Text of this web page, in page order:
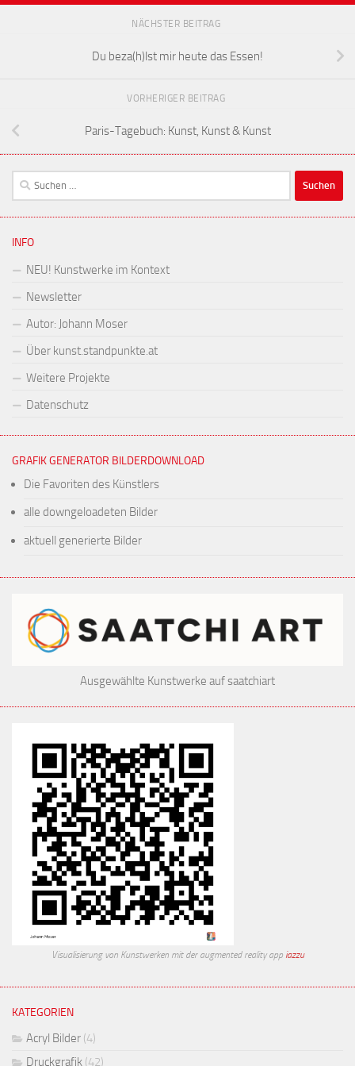
NÄCHSTER BEITRAG
Du beza(h)lst mir heute das Essen!
VORHERIGER BEITRAG
Paris-Tagebuch: Kunst, Kunst & Kunst
Suchen
nach:
INFO
NEU! Kunstwerke im Kontext
Newsletter
Autor: Johann Moser
Über kunst.standpunkte.at
Weitere Projekte
Datenschutz
GRAFIK GENERATOR BILDERDOWNLOAD
Die Favoriten des Künstlers
alle downgeloadeten Bilder
aktuell generierte Bilder
Ausgewählte Kunstwerke auf saatchiart
Visualisierung von Kunstwerken mit der augmented reality app iazzu
KATEGORIEN
Acryl Bilder (4)
Druckgrafik (42)